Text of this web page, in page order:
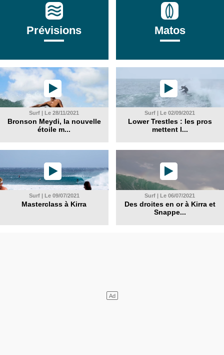
Prévisions Matos
Surf | Le 28/11/2021
Bronson Meydi, la nouvelle
étoile m...
Surf | Le 02/09/2021
Lower Trestles : les pros
mettent l...
Surf | Le 09/07/2021
Masterclass à Kirra
Surf | Le 06/07/2021
Des droites en or à Kirra et
Snappe...